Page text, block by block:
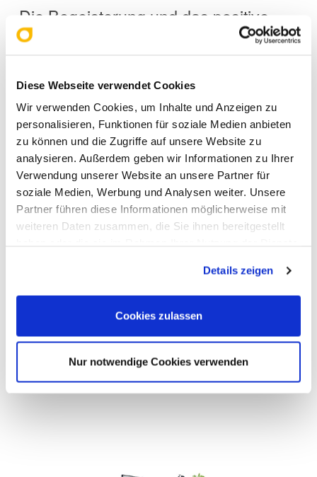
Diese Webseite verwendet Cookies
Wir verwenden Cookies, um Inhalte und Anzeigen zu
personalisieren, Funktionen für soziale Medien anbieten
zu können und die Zugriffe auf unsere Website zu
analysieren. Außerdem geben wir Informationen zu Ihrer
Verwendung unserer Website an unsere Partner für
soziale Medien, Werbung und Analysen weiter. Unsere
Partner führen diese Informationen möglicherweise mit
weiteren Daten zusammen, die Sie ihnen bereitgestellt
Cookies, wenn Sie unsere Webseite weiterhin nutzen.
Details zeigen
Cookies zulassen
Nur notwendige Cookies verwenden
Die Begeisterung und das positive
Feedback der Teilnehmer machen
Conference hat sich als
inspirierendes Format etabliert.
Mit neuen Ideen, wertvollen
Kontakten und vielen Impulsen im
Gepäck bleibt die Vorfreude auf die
kommenden Veranstaltungen
Dental Future Conference –
Innovation trifft Inspiration.